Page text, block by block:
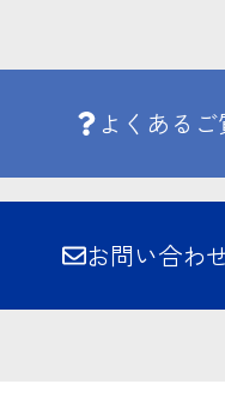
よくある
お問い合わ